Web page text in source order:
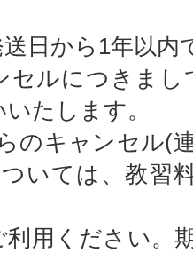
日から1年以内
セルにつきまし
たします。
のキャンセル(
いては、教習
用ください。